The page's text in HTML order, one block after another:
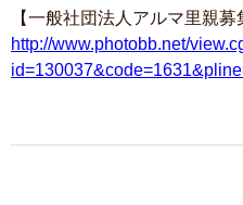
【一般社団法人アルマ里親募
http://www.photobb.net/